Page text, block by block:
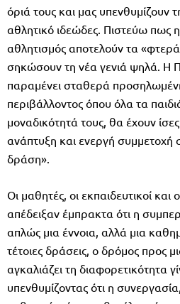
όριά τους και μας υπενθυμίζουν
αθλητικό ιδεώδες. Πιστεύω πως
αθλητισμός αποτελούν τα
σηκώσουν τη νέα γενιά ψηλά. Η
παραμένει σταθερά
περιβάλλοντος όπου όλα τα
μοναδικότητά τους, θα έχουν
ανάπτυξη και ενεργή συμμετοχή
δράση».
Οι μαθητές, οι εκπαιδευτικοί και
απέδειξαν έμπρακτα ότι η
απλώς μια έννοια, αλλά μια
τέτοιες δράσεις, ο δρόμος προς
αγκαλιάζει τη διαφορετικότητα
υπενθυμίζοντας ότι η